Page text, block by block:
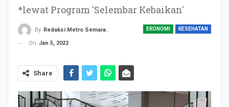
*lewat Program 'Selembar Kebaikan'
EKONOMI KESEHATAN
By Redaksi Metro Semarang
On Jan 5, 2022
Share